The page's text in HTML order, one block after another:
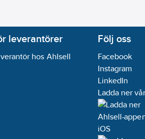
leverantörer
hos Ahlsell
Följ oss
Facebook
Instagram
LinkedIn
Ladda ner